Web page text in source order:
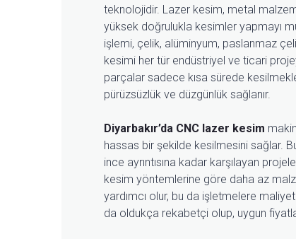
teknolojidir. Lazer kesim, metal
yüksek doğrulukla kesimler yapmayı
işlemi, çelik, alüminyum, paslanmaz
kesimi her tür endüstriyel ve ticari
parçalar sadece kısa sürede
pürüzsüzlük ve düzgünlük sağlanır.
Diyarbakır’da CNC lazer kesim
hassas bir şekilde kesilmesini sağlar.
ince ayrıntısına kadar karşılayan
kesim yöntemlerine göre daha az
yardımcı olur, bu da işletmelere
da oldukça rekabetçi olup, uygun